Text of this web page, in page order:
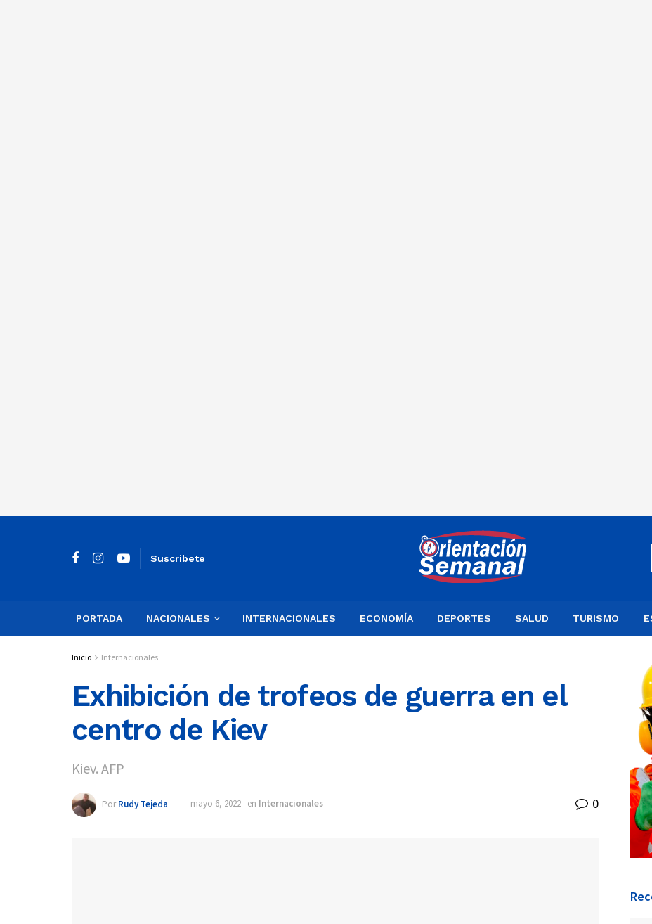
Suscribete
PORTADA NACIONALES INTERNACIONALES ECONOMÍA DEPORTES SALUD TURISMO
Inicio Internacionales
Exhibición de trofeos de guerra en el
centro de Kiev
Kiev. AFP
Por Rudy Tejeda mayo 6, 2022 en Internacionales 0